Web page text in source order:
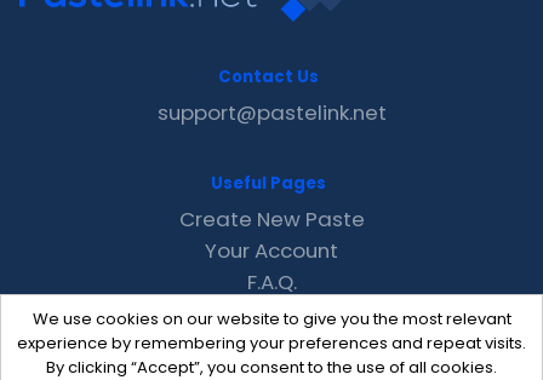
We use cookies on our website to give you the most relevant
experience by remembering your preferences and repeat visits.
By clicking “Accept”, you consent to the use of all cookies.
Contact Us
support@pastelink.net
Useful Pages
Create New Paste
Your Account
F.A.Q.
Recent
Contact